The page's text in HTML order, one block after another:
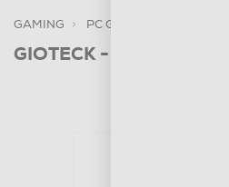
GAMING PC GAMING
GIOTECK - VX-4